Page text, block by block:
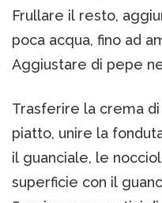
Frullare il resto,
poca acqua, fino ad
Aggiustare di pepe
Trasferire la crema
piatto, unire la
il guanciale, le
superficie con il